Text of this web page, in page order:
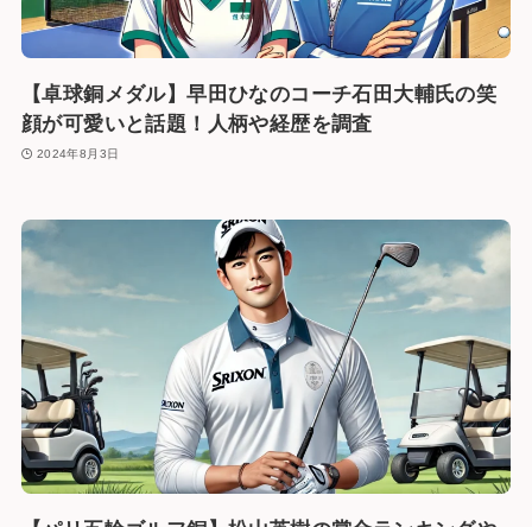
【卓球銅メダル】早田ひなのコーチ石田大輔氏の笑
顔が可愛いと話題！人柄や経歴を調査
2024年8月3日